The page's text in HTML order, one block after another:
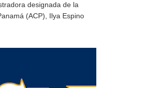
designada de la
(ACP), Ilya Espino